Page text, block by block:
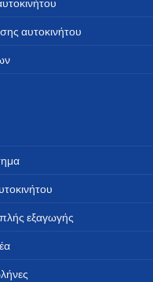
αυτοκινήτου
εξαγωγής